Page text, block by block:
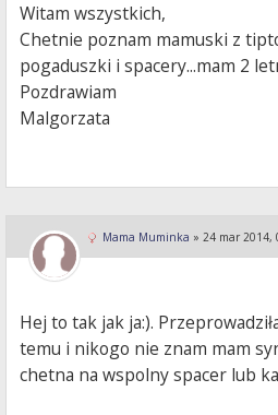
Witam wszystkich,
Chetnie poznam mamuski z
pogaduszki i spacery...mam 2
Pozdrawiam
Malgorzata
Mama Muminka » 24 mar 2014,
Hej to tak jak ja:).
temu i nikogo nie znam mam
chetna na wspolny spacer lub